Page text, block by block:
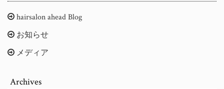
hairsalon ahead Blog
お知らせ
メディア
Archives